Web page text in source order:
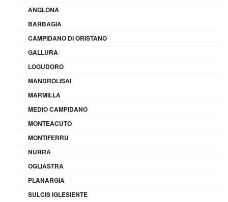
ANGLONA
BARBAGIA
CAMPIDANO DI ORISTANO
GALLURA
LOGUDORO
MANDROLISAI
MARMILLA
MEDIO CAMPIDANO
MONTEACUTO
MONTIFERRU
NURRA
OGLIASTRA
PLANARGIA
SULCIS IGLESIENTE